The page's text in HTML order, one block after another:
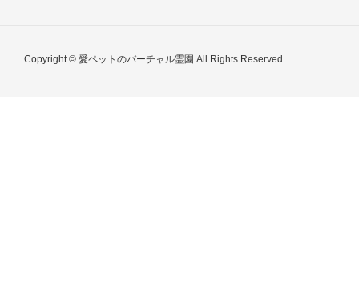
Copyright © 愛ペットのバーチャル霊園 All Rights Reserved.